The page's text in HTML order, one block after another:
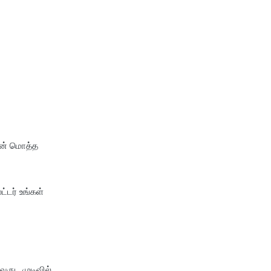
மொத்த
உங்கள்